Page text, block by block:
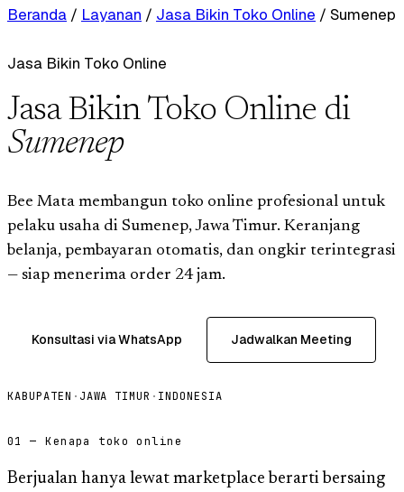
Beranda / Layanan / Jasa Bikin Toko Online / Sumenep
Jasa Bikin Toko Online
Jasa Bikin Toko Online di
Sumenep
Bee Mata membangun toko online profesional untuk
pelaku usaha di Sumenep, Jawa Timur. Keranjang
belanja, pembayaran otomatis, dan ongkir terintegrasi
— siap menerima order 24 jam.
Konsultasi via WhatsApp Jadwalkan Meeting
KABUPATEN · JAWA TIMUR · INDONESIA
01 — Kenapa toko online
Berjualan hanya lewat marketplace berarti bersaing